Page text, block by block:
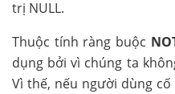
trị NULL.
Thuộc tính ràng buộc
dụng bởi vì chúng ta
Vì thế, nếu người dùng